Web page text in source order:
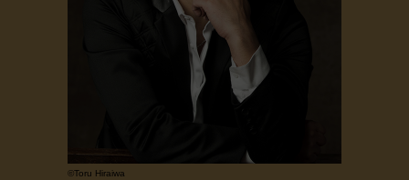
©Toru Hiraiwa